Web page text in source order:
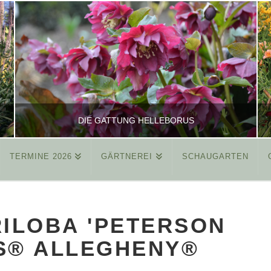
DIE GATTUNG HELLEBORUS
REINHARD
MÄRZ 26, 2015
TERMINE 2026 GÄRTNEREI SCHAUGARTEN
'PETERSON
ALLEGHENY®